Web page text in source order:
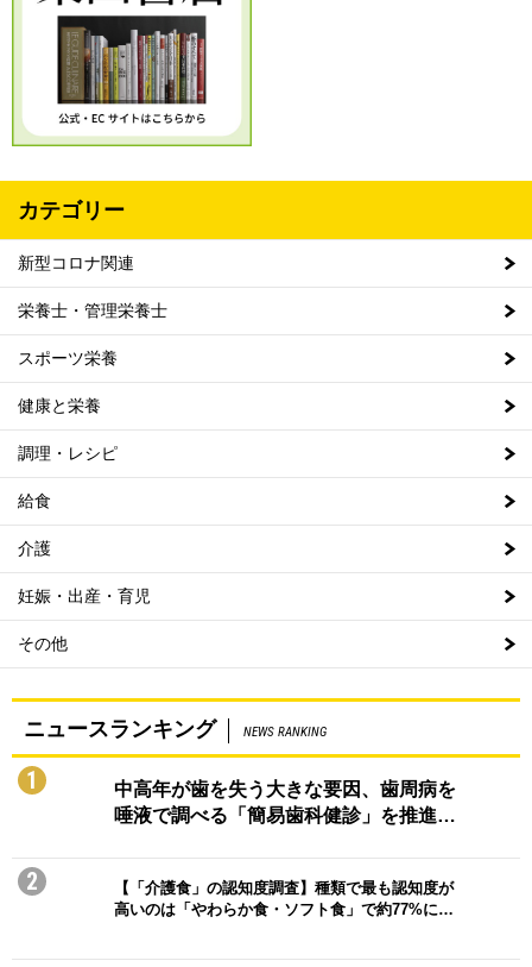
カテゴリー
新型コロナ関連
栄養士・管理栄養士
スポーツ栄養
健康と栄養
調理・レシピ
給食
介護
妊娠・出産・育児
その他
ニュースランキング NEWS RANKING
1
中高年が歯を失う大きな要因、歯周病を
唾液で調べる「簡易歯科健診」を推進…
2
【「介護食」の認知度調査】種類で最も認知度が
高いのは「やわらか食・ソフト食」で約77%に…